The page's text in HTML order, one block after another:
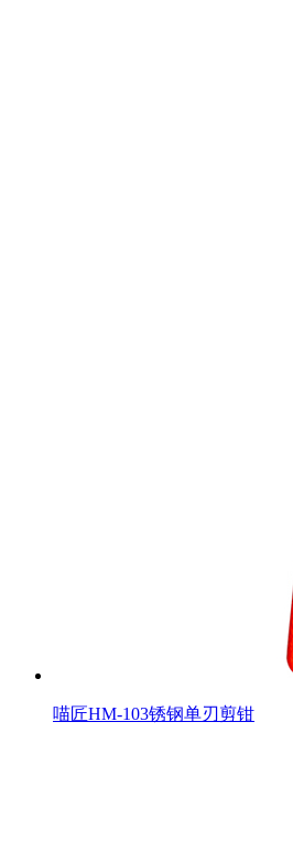
喵匠HM-103锈钢单刃剪钳